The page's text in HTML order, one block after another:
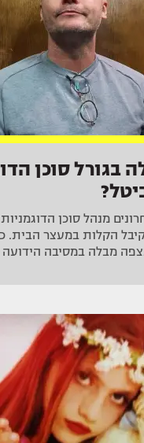
בגורל סוכן
מנהל סוכן
הקלות במעצר הבית.
מבלה במסיבה